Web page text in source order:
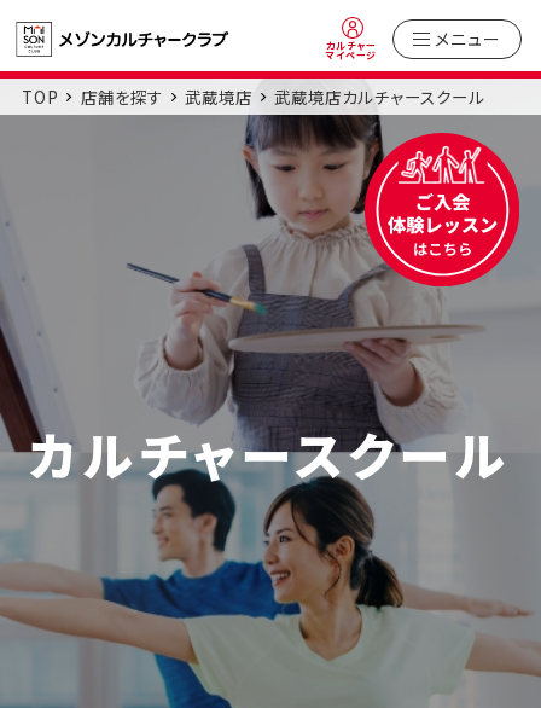
カルチャー
マイページ
メニュー
カルチャースクール
TOP 店舗を探す 武蔵境店 武蔵境店カルチャースクール